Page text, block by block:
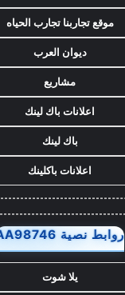
موقع تجاربنا تجارب الحياه
ديوان العرب
مشاريع
اعلانات باك لينك
باك لينك
اعلانات باكلينك
روابط نصية AA98746
يلا شوت